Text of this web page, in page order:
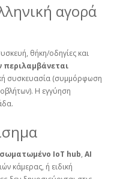
αγορά
θήκη/οδηγίες και
περιλαμβάνεται
συσκευασία (συμμόρφωση
Η εγγύηση
IoT hub, AI
κάμερας, ή ειδική